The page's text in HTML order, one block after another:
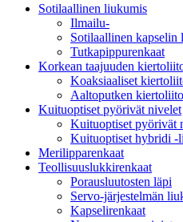
Sotilaallinen liukumis
Ilmailu-
Sotilaallinen kapselin
Tutkapippurenkaat
Korkean taajuuden
Koaksiaaliset
Aaltoputken
Kuituoptiset pyörivät nivelet
Kuituoptiset pyörivät
Kuituoptiset hybridi -
Merilipparenkaat
Teollisuuslukkirenkaat
Porausluutosten läpi
Servo-järjestelmän
Kapselirenkaat